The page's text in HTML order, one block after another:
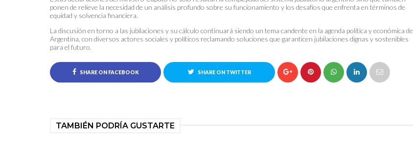
ponen de relieve la necesidad de un análisis profundo sobre su funcionamiento y los desafíos que enfrenta en términos de
equidad y solvencia financiera.
La discusión en torno a las jubilaciones y su cálculo continuará siendo un tema candente en la agenda política y económica de
Argentina, con diversos actores sociales y políticos reclamando soluciones que garanticen jubilaciones dignas y sostenibles
para el futuro.
SHARE ON FACEBOOK SHARE ON TWITTER
TAMBIÉN PODRÍA GUSTARTE